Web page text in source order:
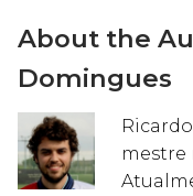
About the
Domingues
mestre